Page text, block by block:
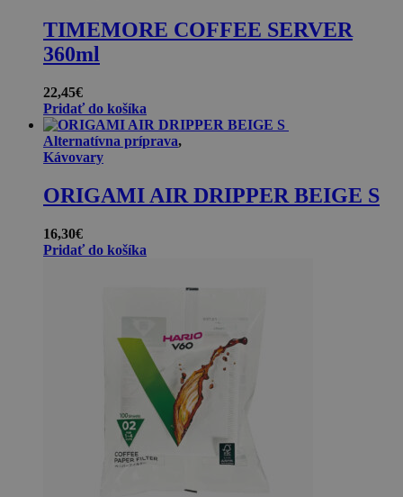
TIMEMORE COFFEE SERVER
360ml
22,45€
Pridať do košíka
Alternatívna príprava,
Kávovary
ORIGAMI AIR DRIPPER BEIGE S
16,30€
Pridať do košíka